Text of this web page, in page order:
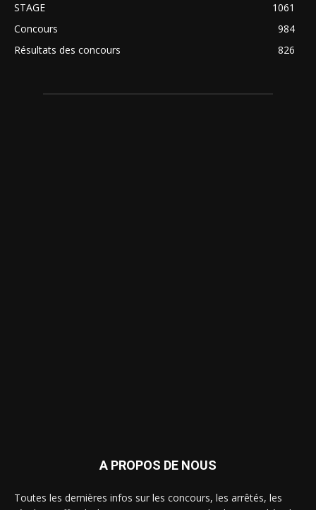
STAGE
1061
Concours
984
Résultats des concours
826
A PROPOS DE NOUS
Toutes les dernières infos sur les concours, les arrêtés, les